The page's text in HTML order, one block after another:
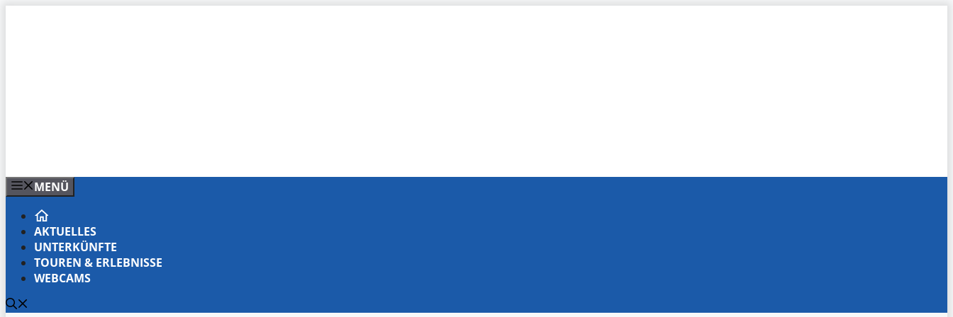
MENÜ
AKTUELLES
UNTERKÜNFTE
TOUREN & ERLEBNISSE
WEBCAMS